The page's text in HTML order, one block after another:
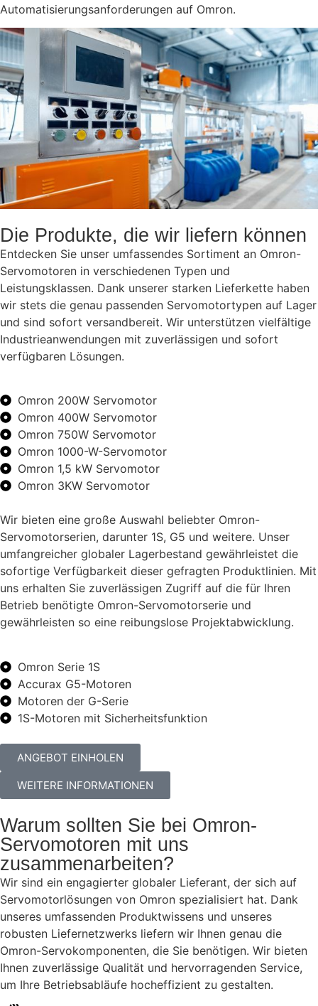
Automatisierungsanforderungen auf Omron.
Die Produkte, die wir liefern können
Entdecken Sie unser umfassendes Sortiment an Omron-
Servomotoren in verschiedenen Typen und
Leistungsklassen. Dank unserer starken Lieferkette haben
wir stets die genau passenden Servomotortypen auf Lager
und sind sofort versandbereit. Wir unterstützen vielfältige
Industrieanwendungen mit zuverlässigen und sofort
verfügbaren Lösungen.
Omron 200W Servomotor
Omron 400W Servomotor
Omron 750W Servomotor
Omron 1000-W-Servomotor
Omron 1,5 kW Servomotor
Omron 3KW Servomotor
Wir bieten eine große Auswahl beliebter Omron-
Servomotorserien, darunter 1S, G5 und weitere. Unser
umfangreicher globaler Lagerbestand gewährleistet die
sofortige Verfügbarkeit dieser gefragten Produktlinien. Mit
uns erhalten Sie zuverlässigen Zugriff auf die für Ihren
Betrieb benötigte Omron-Servomotorserie und
gewährleisten so eine reibungslose Projektabwicklung.
Omron Serie 1S
Accurax G5-Motoren
Motoren der G-Serie
1S-Motoren mit Sicherheitsfunktion
ANGEBOT EINHOLEN
WEITERE INFORMATIONEN
Warum sollten Sie bei Omron-
Servomotoren mit uns
zusammenarbeiten?
Wir sind ein engagierter globaler Lieferant, der sich auf
Servomotorlösungen von Omron spezialisiert hat. Dank
unseres umfassenden Produktwissens und unseres
robusten Liefernetzwerks liefern wir Ihnen genau die
Omron-Servokomponenten, die Sie benötigen. Wir bieten
Ihnen zuverlässige Qualität und hervorragenden Service,
um Ihre Betriebsabläufe hocheffizient zu gestalten.